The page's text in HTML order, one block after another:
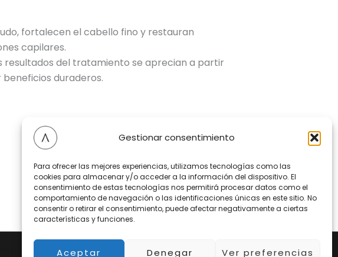
Gestionar consentimiento
Para ofrecer las mejores experiencias, utilizamos tecnologías como las
cookies para almacenar y/o acceder a la información del dispositivo. El
consentimiento de estas tecnologías nos permitirá procesar datos como el
comportamiento de navegación o las identificaciones únicas en este sitio. No
consentir o retirar el consentimiento, puede afectar negativamente a ciertas
características y funciones.
Aceptar Denegar Ver preferencias
fortalecen el cabello fino y restauran
capilares.
resultados del tratamiento se aprecian a partir
duraderos.
Entrada siguiente→
Tema Astra para WordPress